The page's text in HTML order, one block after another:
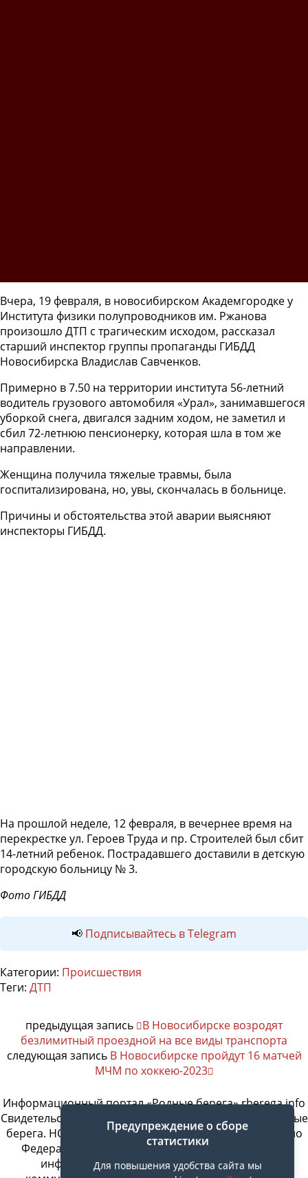
Вчера, 19 февраля, в новосибирском Академгородке у
Института физики полупроводников им. Ржанова
произошло ДТП с трагическим исходом, рассказал
старший инспектор группы пропаганды ГИБДД
Новосибирска Владислав Савченков.
Примерно в 7.50 на территории института 56-летний
водитель грузового автомобиля «Урал», занимавшегося
уборкой снега, двигался задним ходом, не заметил и
сбил 72-летнюю пенсионерку, которая шла в том же
направлении.
Женщина получила тяжелые травмы, была
госпитализирована, но, увы, скончалась в больнице.
Причины и обстоятельства этой аварии выясняют
инспекторы ГИБДД.
На прошлой неделе, 12 февраля, в вечернее время на
перекрестке ул. Героев Труда и пр. Строителей был сбит
14-летний ребенок. Пострадавшего доставили в детскую
городскую больницу № 3.
Фото ГИБДД
📢 Подписывайтесь в Telegram
Категории: Происшествия
Теги: ДТП
предыдущая запись
В Новосибирске возродят
безлимитный проездной на все виды транспорта
следующая запись В Новосибирске пройдут 16 матчей
МЧМ по хоккею-2023
Информационный портал «Родные берега» rberega.info
Свидетельство о регистрации сетевого издания «Родные
берега. НСК»: Эл № ФС77-74717 от 11.01.2019 г., выдано
Федеральной службой по надзору в сфере связи,
информационных технологий и массовых
Предупреждение о сборе
статистики
Для повышения удобства сайта мы